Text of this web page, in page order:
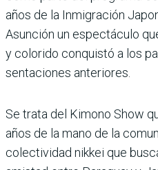
años de la Inmigración
Asunción un espectáculo
y colorido conquistó a los
sentaciones anteriores.
Se trata del Kimono Show
años de la mano de la
colectividad nikkei que